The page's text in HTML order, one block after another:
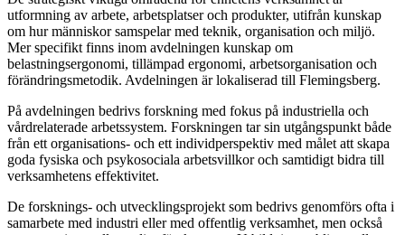
utformning av arbete, arbetsplatser och produkter, utifrån kunskap
om hur människor samspelar med teknik, organisation och miljö.
Mer specifikt finns inom avdelningen kunskap om
belastningsergonomi, tillämpad ergonomi, arbetsorganisation och
förändringsmetodik. Avdelningen är lokaliserad till Flemingsberg.
På avdelningen bedrivs forskning med fokus på industriella och
vårdrelaterade arbetssystem. Forskningen tar sin utgångspunkt både
från ett organisations- och ett individperspektiv med målet att skapa
goda fysiska och psykosociala arbetsvillkor och samtidigt bidra till
verksamhetens effektivitet.
De forsknings- och utvecklingsprojekt som bedrivs genomförs ofta i
samarbete med industri eller med offentlig verksamhet, men också